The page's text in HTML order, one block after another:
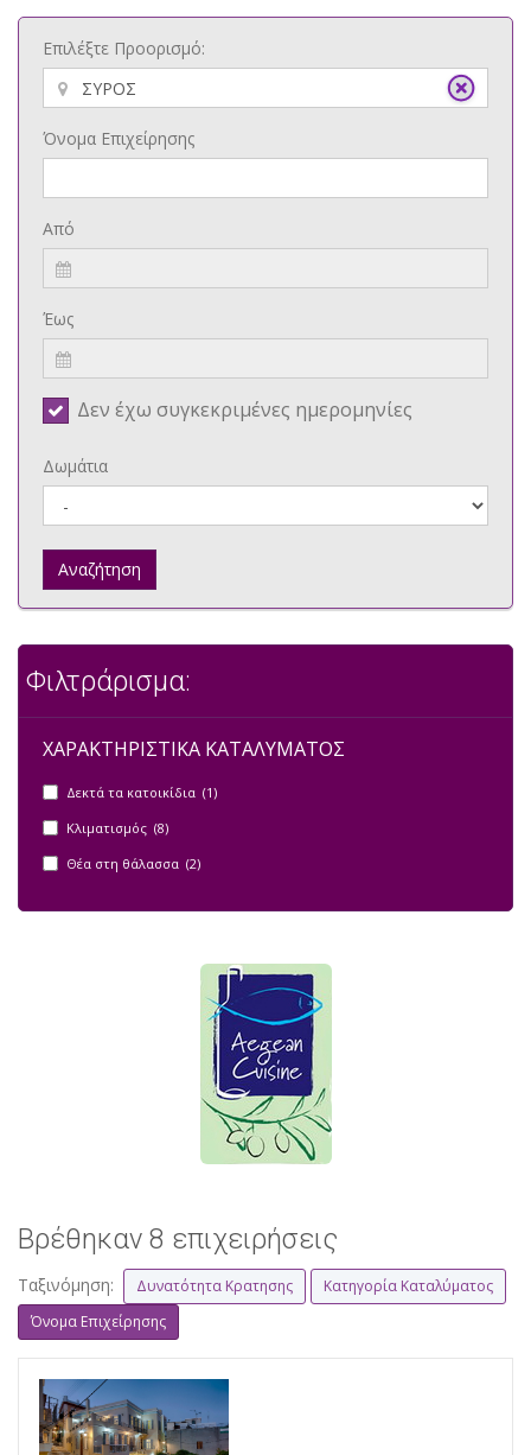
Επιλέξτε Προορισμό:
Όνομα Επιχείρησης
Από
Έως
Δεν έχω συγκεκριμένες ημερομηνίες
Δωμάτια
Αναζήτηση
Φιλτράρισμα:
ΧΑΡΑΚΤΗΡΙΣΤΙΚΑ ΚΑΤΑΛΥΜΑΤΟΣ
Δεκτά τα κατοικίδια (1)
Κλιματισμός (8)
Θέα στη θάλασσα (2)
Βρέθηκαν 8 επιχειρήσεις
Ταξινόμηση: Δυνατότητα Κρατησης
Κατηγορία Καταλύματος
Όνομα Επιχείρησης